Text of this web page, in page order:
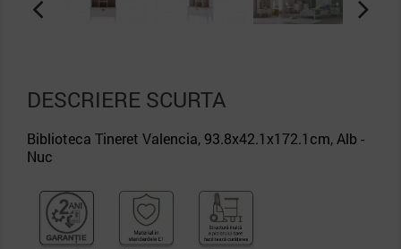
DESCRIERE SCURTA
Biblioteca Tineret Valencia, 93.8x42.1x172.1cm, Alb -
Nuc